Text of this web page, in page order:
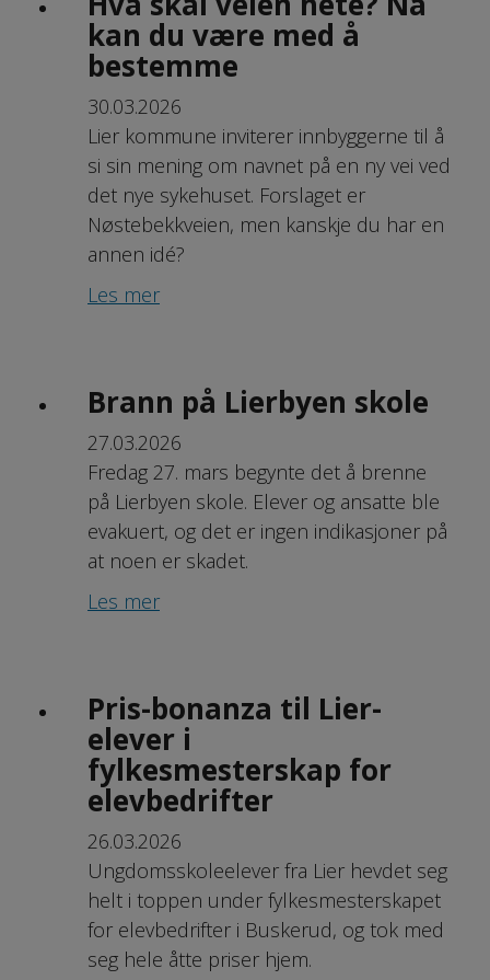
kan du være med å
bestemme
30.03.2026
Lier kommune inviterer innbyggerne til å
si sin mening om navnet på en ny vei ved
det nye sykehuset. Forslaget er
Nøstebekkveien, men kanskje du har en
annen idé?
Les mer
Brann på Lierbyen skole
27.03.2026
Fredag 27. mars begynte det å brenne
på Lierbyen skole. Elever og ansatte ble
evakuert, og det er ingen indikasjoner på
at noen er skadet.
Les mer
Pris-bonanza til Lier-
elever i
fylkesmesterskap for
elevbedrifter
26.03.2026
Ungdomsskoleelever fra Lier hevdet seg
helt i toppen under fylkesmesterskapet
for elevbedrifter i Buskerud, og tok med
seg hele åtte priser hjem.